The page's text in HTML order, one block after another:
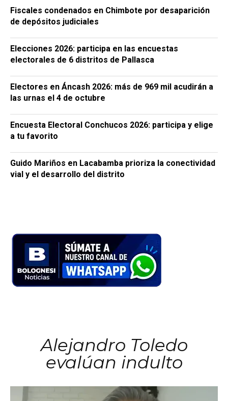
Fiscales condenados en Chimbote por desaparición
de depósitos judiciales
Elecciones 2026: participa en las encuestas
electorales de 6 distritos de Pallasca
Electores en Áncash 2026: más de 969 mil acudirán a
las urnas el 4 de octubre
Encuesta Electoral Conchucos 2026: participa y elige
a tu favorito
Guido Mariños en Lacabamba prioriza la conectividad
vial y el desarrollo del distrito
Alejandro Toledo
evalúan indulto